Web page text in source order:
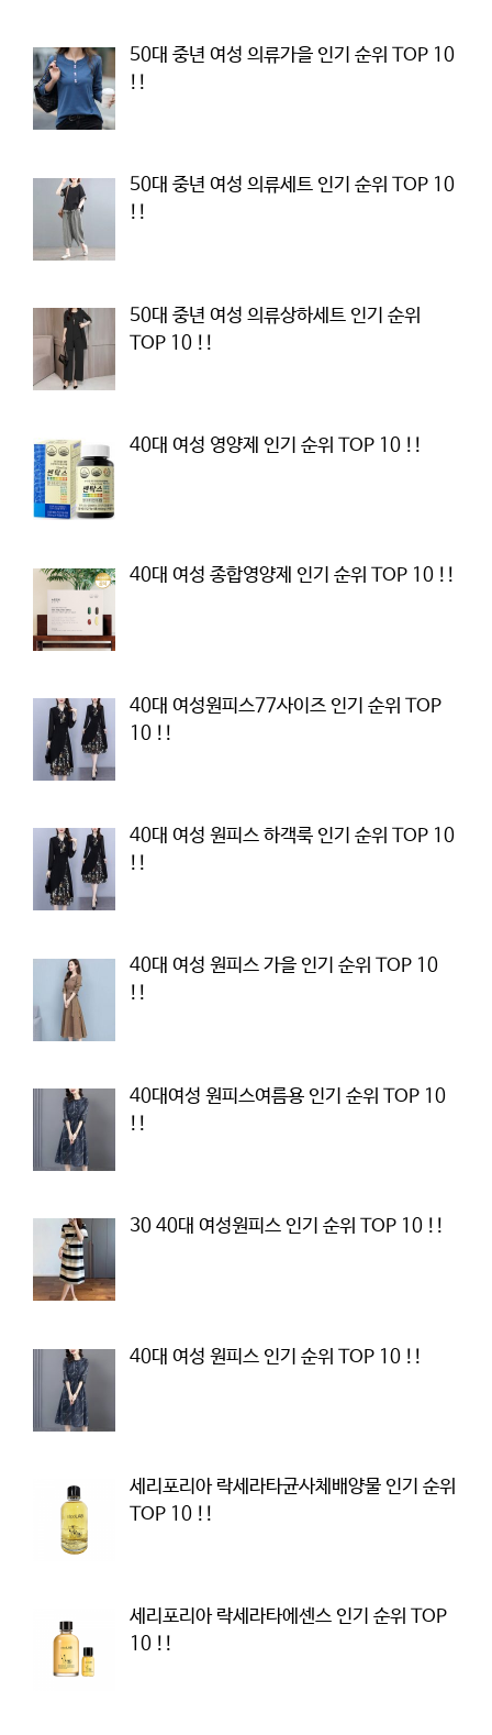
50대 중년 여성 의류가을 인기 순위 TOP 10
!!
50대 중년 여성 의류세트 인기 순위 TOP 10
!!
50대 중년 여성 의류상하세트 인기 순위
TOP 10 !!
40대 여성 영양제 인기 순위 TOP 10 !!
40대 여성 종합영양제 인기 순위 TOP 10 !!
40대 여성원피스77사이즈 인기 순위 TOP
10 !!
40대 여성 원피스 하객룩 인기 순위 TOP 10
!!
40대 여성 원피스 가을 인기 순위 TOP 10
!!
40대여성 원피스여름용 인기 순위 TOP 10
!!
30 40대 여성원피스 인기 순위 TOP 10 !!
40대 여성 원피스 인기 순위 TOP 10 !!
세리포리아 락세라타균사체배양물 인기 순위
TOP 10 !!
세리포리아 락세라타에센스 인기 순위 TOP
10 !!